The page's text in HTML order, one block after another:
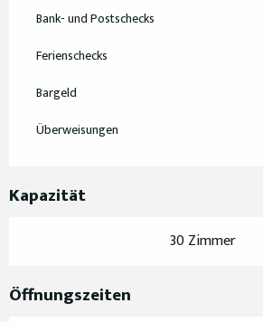
Bank- und Postschecks
Ferienschecks
Bargeld
Überweisungen
Kapazität
30 Zimmer
Öffnungszeiten